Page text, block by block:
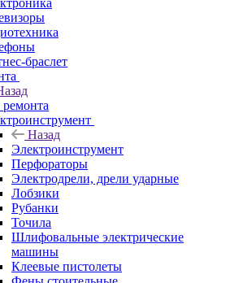
браслет
Назад
Электроинструмент
Перфораторы
Электродрели, дрели ударные
Лобзики
Рубанки
Точила
Шлифовальные электрические
машины
Клеевые пистолеты